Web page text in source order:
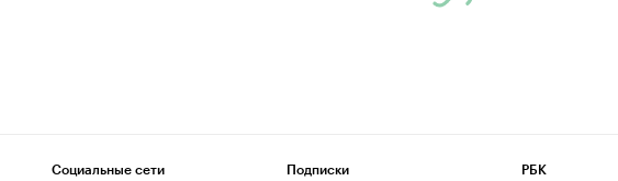
Социальные сети Подписки РБК